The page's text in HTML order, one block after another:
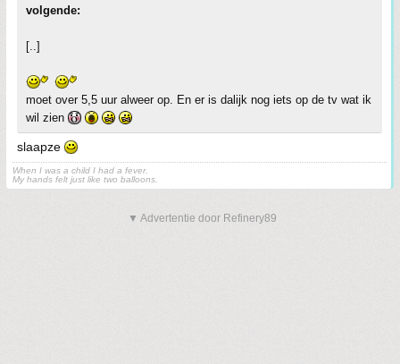
volgende:
[..]
moet over 5,5 uur alweer op. En er is dalijk nog iets op de tv wat ik
wil zien
slaapze
When I was a child I had a fever.
My hands felt just like two balloons.
▼ Advertentie door Refinery89